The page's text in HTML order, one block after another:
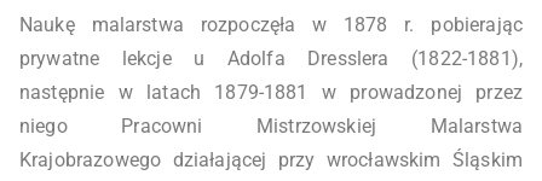
Naukę malarstwa rozpoczęła w 1878 r. pobierając
prywatne lekcje u Adolfa Dresslera (1822-1881),
następnie w latach 1879-1881 w prowadzonej przez
niego Pracowni Mistrzowskiej Malarstwa
Krajobrazowego działającej przy wrocławskim Śląskim